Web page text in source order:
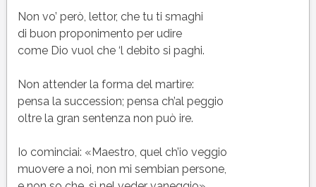
Non vo’ però, lettor, che tu ti smaghi
di buon proponimento per udire
come Dio vuol che ‘l debito si paghi.
Non attender la forma del martìre:
pensa la succession; pensa ch’al peggio
oltre la gran sentenza non può ire.
Io cominciai: «Maestro, quel ch’io veggio
muovere a noi, non mi sembian persone,